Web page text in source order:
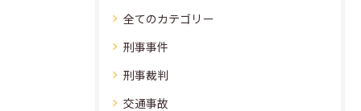
全てのカテゴリー
刑事事件
刑事裁判
交通事故